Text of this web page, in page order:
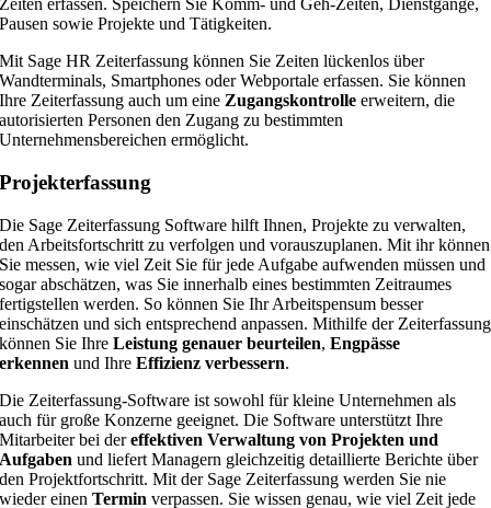
Zeiten erfassen. Speichern Sie Komm- und Geh-Zeiten, Dienstgänge,
Pausen sowie Projekte und Tätigkeiten.
Mit Sage HR Zeiterfassung können Sie Zeiten lückenlos über
Wandterminals, Smartphones oder Webportale erfassen. Sie können
Ihre Zeiterfassung auch um eine Zugangskontrolle erweitern, die
autorisierten Personen den Zugang zu bestimmten
Unternehmensbereichen ermöglicht.
Projekterfassung
Die Sage Zeiterfassung Software hilft Ihnen, Projekte zu verwalten,
den Arbeitsfortschritt zu verfolgen und vorauszuplanen. Mit ihr können
Sie messen, wie viel Zeit Sie für jede Aufgabe aufwenden müssen und
sogar abschätzen, was Sie innerhalb eines bestimmten Zeitraumes
fertigstellen werden. So können Sie Ihr Arbeitspensum besser
einschätzen und sich entsprechend anpassen. Mithilfe der Zeiterfassung
können Sie IhreLeistung genauer beurteilen,Engpässe
erkennen und IhreEffizienz verbessern.
Die Zeiterfassung-Software ist sowohl für kleine Unternehmen als
auch für große Konzerne geeignet. Die Software unterstützt Ihre
Mitarbeiter bei dereffektiven Verwaltung von Projekten und
Aufgaben und liefert Managern gleichzeitig detaillierte Berichte über
den Projektfortschritt. Mit der Sage Zeiterfassung werden Sie nie
wieder einenTermin verpassen. Sie wissen genau, wie viel Zeit jede